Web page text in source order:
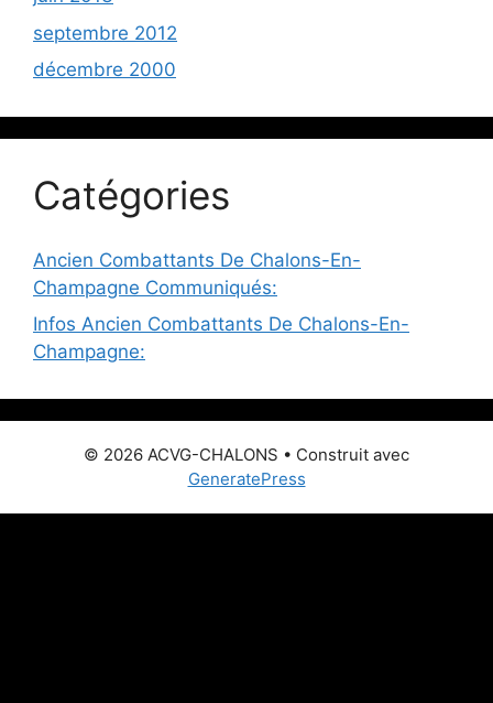
septembre 2012
décembre 2000
Catégories
Ancien Combattants De Chalons-En-
Champagne Communiqués:
Infos Ancien Combattants De Chalons-En-
Champagne:
© 2026 ACVG-CHALONS • Construit avec
GeneratePress